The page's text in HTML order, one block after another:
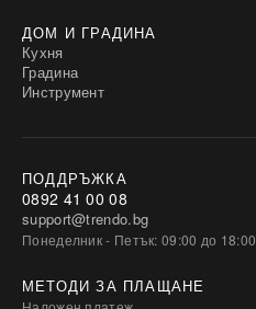
ДОМ И ГРАДИНА
Кухня
Градина
Инструмент
ПОДДРЪЖКА
0892 41 00 08
support@trendo.bg
Понеделник - Петък: 09:00 до 18:00
МЕТОДИ ЗА ПЛАЩАНЕ